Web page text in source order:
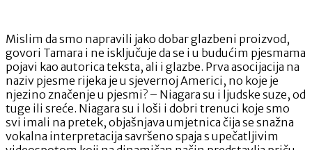
Mislim da smo napravili jako dobar glazbeni proizvod,
govori Tamara i ne isključuje da se i u budućim pjesmama
pojavi kao autorica teksta, ali i glazbe. Prva asocijacija na
naziv pjesme rijeka je u sjevernoj Americi, no koje je
njezino značenje u pjesmi? – Niagara su i ljudske suze, od
tuge ili sreće. Niagara su i loši i dobri trenuci koje smo
svi imali na pretek, objašnjava umjetnica čija se snažna
vokalna interpretacija savršeno spaja s upečatljivim